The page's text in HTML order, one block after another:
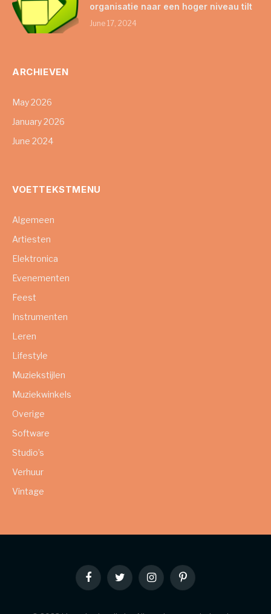
organisatie naar een hoger niveau tilt
June 17, 2024
ARCHIEVEN
May 2026
January 2026
June 2024
VOETTEKSTMENU
Algemeen
Artiesten
Elektronica
Evenementen
Feest
Instrumenten
Leren
Lifestyle
Muziekstijlen
Muziekwinkels
Overige
Software
Studio’s
Verhuur
Vintage
FacebookTwitter InstagramPinterest